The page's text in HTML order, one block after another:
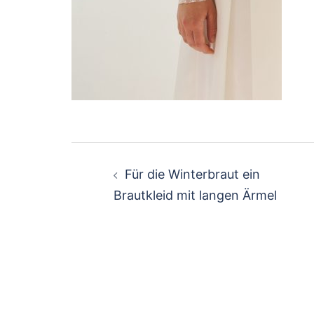
Für die Winterbraut ein
Brautkleid mit langen Ärmel